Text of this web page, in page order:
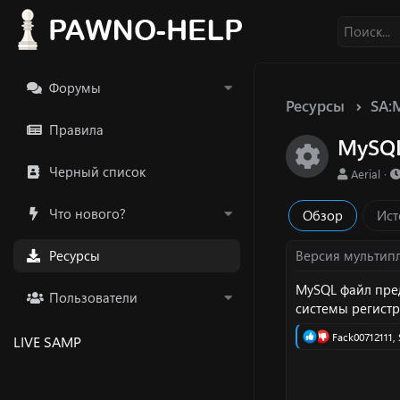
Форумы
Правила
Черный список
Что нового?
Ресурсы
Пользователи
LIVE SAMP
Ресурсы
А
т
о
Aerial
Обзор
Версия
MySQL файл
системы
Р
Fack00712111,